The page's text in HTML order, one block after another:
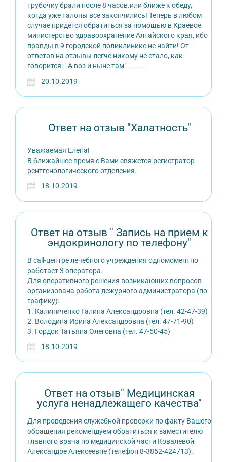
трубочку брали после 8 часов.или ближе к обеду,
когда уже талоны все закончились! Теперь в любом
случае придется обратиться за помощью в Краевое
министерство здравоохранение Алтайского края, ибо
правды в 9 городской поликлинике не найти! От
ответов на отзывы легче никому не стало, как
говорится: " А воз и ныне там".........
20.10.2019
Ответ на отзыв "Халатность"
Уважаемая Елена!
В ближайшее время с Вами свяжется регистратор
рентгенологического отделения.
18.10.2019
Ответ на отзыв " Запись на прием к
эндокринологу по телефону"
В call-центре лечебного учреждения одномоментно
работает 3 оператора.
Для оперативного решения возникающих вопросов
организована работа дежурного администратора (по
графику):
1. Калиниченко Галина Александровна (тел. 42-47-39)
2. Володина Ирина Александровна (тел. 47-71-90)
3. Гордок Татьяна Олеговна (тел. 47-50-45)
18.10.2019
Ответ на отзыв" Медицинская
услуга ненадлежащего качества"
Для проведения служебной проверки по факту Вашего
обращения рекомендуем обратиться к заместителю
главного врача по медицинской части Ковалевой
Александре Алексеевне (телефон 8-3852-424713).